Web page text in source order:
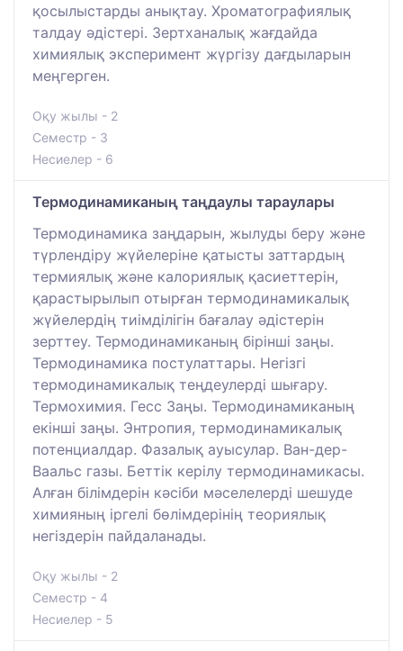
қосылыстарды анықтау. Хроматографиялық
талдау әдістері. Зертханалық жағдайда
химиялық эксперимент жүргізу дағдыларын
меңгерген.
Оқу жылы - 2
Семестр - 3
Несиелер - 6
Термодинамиканың таңдаулы тараулары
Термодинамика заңдарын, жылуды беру және
түрлендіру жүйелеріне қатысты заттардың
термиялық және калориялық қасиеттерін,
қарастырылып отырған термодинамикалық
жүйелердің тиімділігін бағалау әдістерін
зерттеу. Термодинамиканың бірінші заңы.
Термодинамика постулаттары. Негізгі
термодинамикалық теңдеулерді шығару.
Термохимия. Гесс Заңы. Термодинамиканың
екінші заңы. Энтропия, термодинамикалық
потенциалдар. Фазалық ауысулар. Ван-дер-
Ваальс газы. Беттік керілу термодинамикасы.
Алған білімдерін кәсіби мәселелерді шешуде
химияның іргелі бөлімдерінің теориялық
негіздерін пайдаланады.
Оқу жылы - 2
Семестр - 4
Несиелер - 5